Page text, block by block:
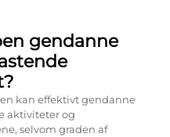
gendanne
kan effektivt gendanne
aktiviteter og
selvom graden af